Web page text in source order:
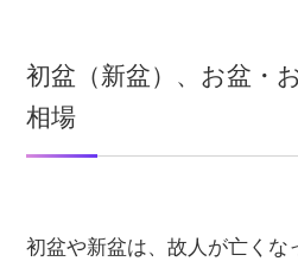
初盆（新盆）、お盆・
相場
初盆や新盆は、故人が亡くな